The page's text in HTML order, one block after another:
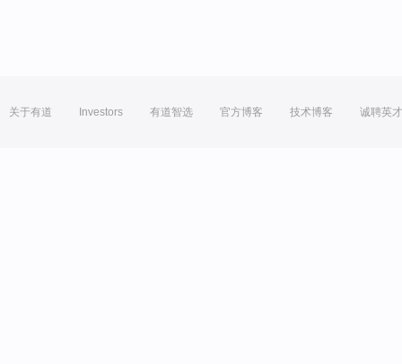
关于有道 Investors 有道智选 官方博客 技术博客 诚聘英才